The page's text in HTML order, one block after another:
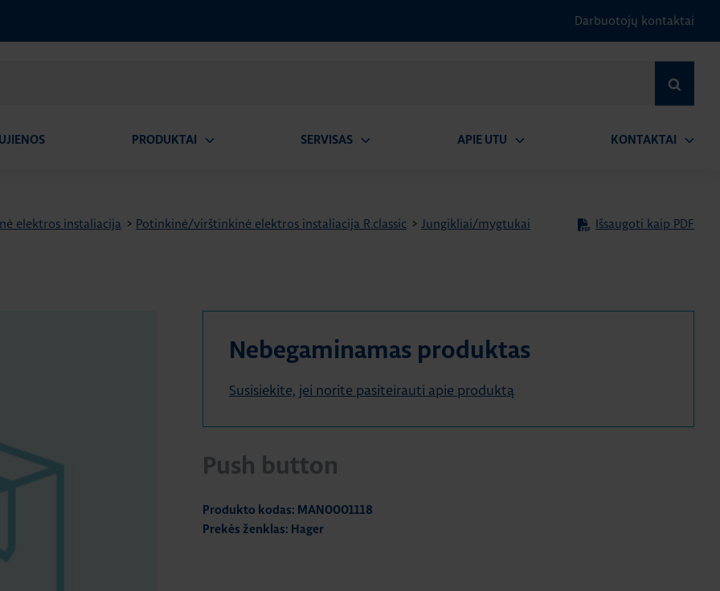
Darbuotojų kontaktai
PRODUKTAI SERVISAS APIE UTU KONTAKTAI
elektros instaliacija > Potinkinė/virštinkinė elektros instaliacija R.classic > Jungikliai/mygtukai
Išsaugoti kaip PDF
Nebegaminamas produktas
Susisiekite, jei norite pasiteirauti apie produktą
Push button
Produkto kodas: MAN0001118
Prekės ženklas: Hager